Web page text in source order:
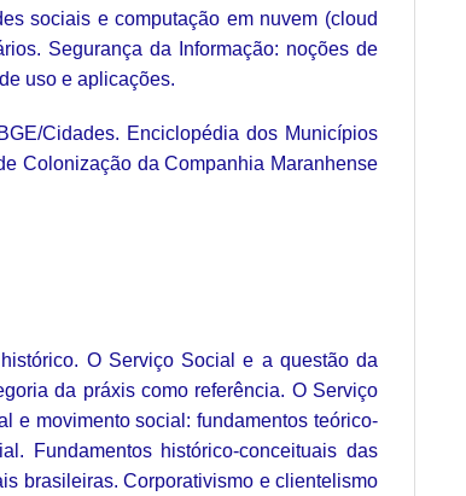
sociais e computação em nuvem (cloud
Segurança da Informação: noções de
uso e aplicações.
Cidades. Enciclopédia dos Municípios
Colonização da Companhia Maranhense
O Serviço Social e a questão da
da práxis como referência. O Serviço
e movimento social: fundamentos teórico-
Fundamentos histórico-conceituais das
brasileiras. Corporativismo e clientelismo